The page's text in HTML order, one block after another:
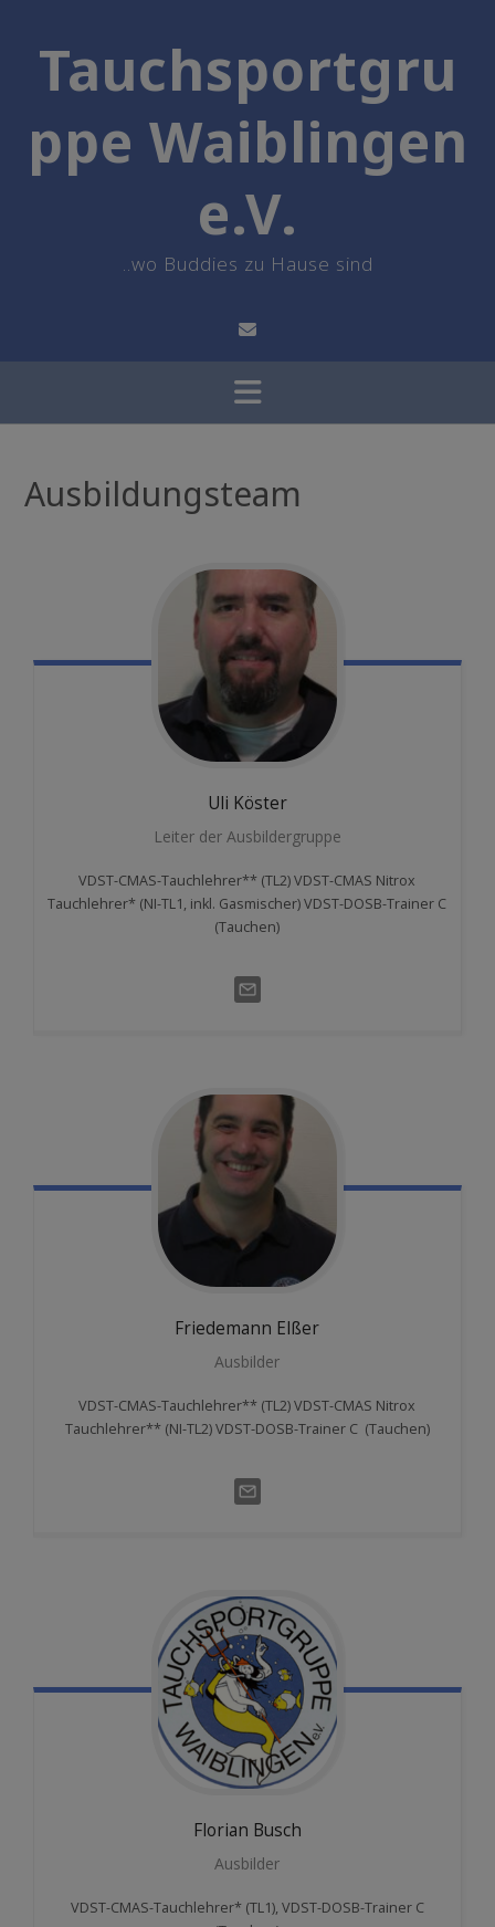
contentTauchsportgru
ppe Waiblingen
e.V.
..wo Buddies zu Hause sind
Ausbildungsteam
Uli Köster
Leiter der Ausbildergruppe
VDST-CMAS-Tauchlehrer** (TL2) VDST-CMAS Nitrox
Tauchlehrer* (NI-TL1, inkl. Gasmischer) VDST-DOSB-Trainer C
(Tauchen)
Friedemann Elßer
Ausbilder
VDST-CMAS-Tauchlehrer** (TL2) VDST-CMAS Nitrox
Tauchlehrer** (NI-TL2) VDST-DOSB-Trainer C (Tauchen)
Florian Busch
Ausbilder
VDST-CMAS-Tauchlehrer* (TL1), VDST-DOSB-Trainer C